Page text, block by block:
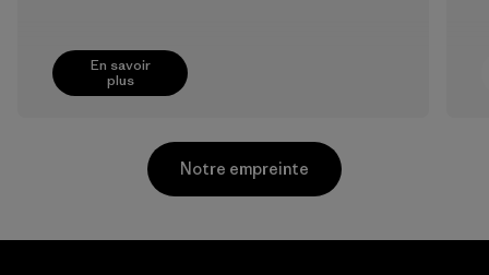
En savoir
plus
Notre empreinte